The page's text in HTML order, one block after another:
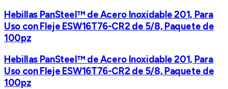
Hebillas PanSteel™ de Acero Inoxidable 201, Para
Uso con Fleje ESW16T76-CR2 de 5/8, Paquete de
100pz
Hebillas PanSteel™ de Acero Inoxidable 201, Para
Uso con Fleje ESW16T76-CR2 de 5/8, Paquete de
100pz